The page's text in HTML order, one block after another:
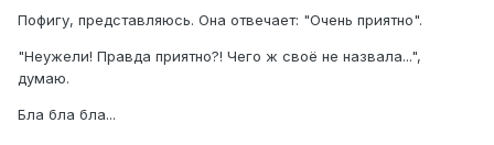
Пофигу, представляюсь. Она отвечает: "Очень приятно".
"Неужели! Правда приятно?! Чего ж своё не назвала...",
думаю.
Бла бла бла...